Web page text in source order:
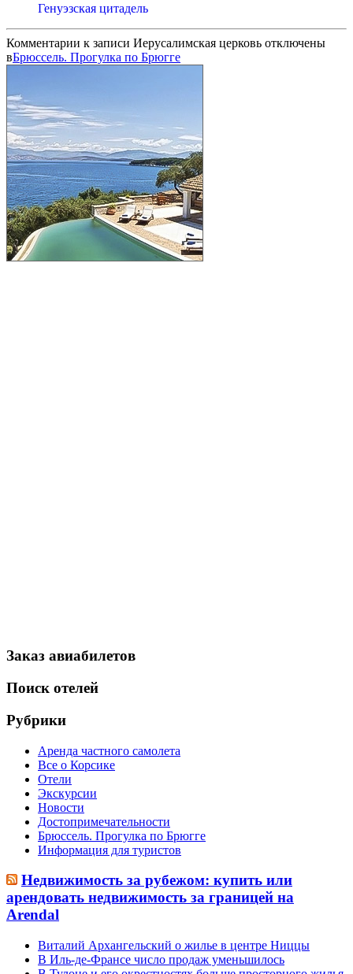
Генуэзская цитадель
Комментарии к записи Иерусалимская церковь отключены
вБрюссель. Прогулка по Брюгге
Заказ авиабилетов
Поиск отелей
Рубрики
Аренда частного самолета
Все о Корсике
Отели
Экскурсии
Новости
Достопримечательности
Брюссель. Прогулка по Брюгге
Информация для туристов
Недвижимость за рубежом: купить или
арендовать недвижимость за границей на
Arendal
Виталий Архангельский о жилье в центре Ниццы
В Иль-де-Франсе число продаж уменьшилось